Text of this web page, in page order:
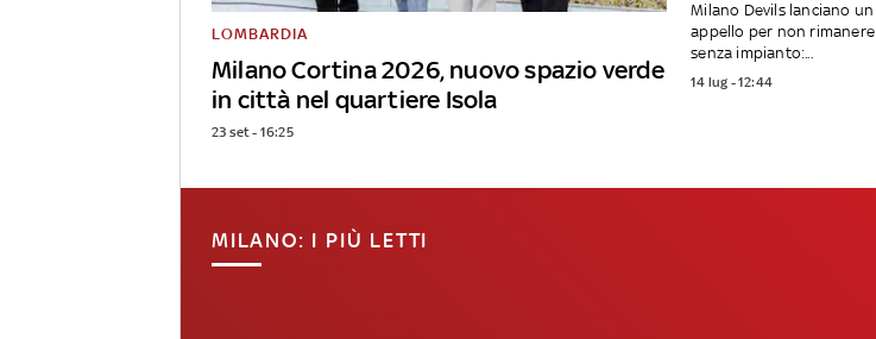
Milano Cortina 2026, nuovo spazio verde
in città nel quartiere Isola
LOMBARDIA
23 set - 16:25
Milano Devils lanciano un
appello per non rimanere
senza impianto:...
14 lug - 12:44
MILANO: I PIÙ LETTI